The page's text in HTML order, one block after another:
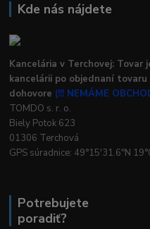
Kde nás nájdete
Kancelária v Terchovej: Tovar
kancelárii po objednaní
dohovore (!!! NEMÁME
TOMDO s. r. o.
Biely Potok 623
01306 Terchová
GPS súradnice: 49°15'31.6"N
Potrebujete
poradiť?